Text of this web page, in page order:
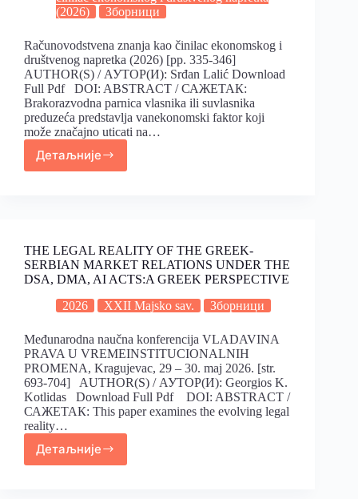
(2026)
Зборници
Računovodstvena znanja kao činilac ekonomskog i
društvenog napretka (2026) [pp. 335-346]
AUTHOR(S) / АУТОР(И): Srđan Lalić Download
Full Pdf DOI: ABSTRACT / САЖЕТАК:
Brakorazvodna parnica vlasnika ili suvlasnika
preduzeća predstavlja vanekonomski faktor koji
može značajno uticati na…
Детаљније
THE LEGAL REALITY OF THE GREEK-
SERBIAN MARKET RELATIONS UNDER THE
DSA, DMA, AI ACTS:A GREEK PERSPECTIVE
2026
XXII Majsko sav. Зборници
Međunarodna naučna konferencija VLADAVINA
PRAVA U VREMEINSTITUCIONALNIH
PROMENA, Kragujevac, 29 – 30. maj 2026. [str.
693-704] AUTHOR(S) / АУТОР(И): Georgios K.
Kotlidas Download Full Pdf DOI: ABSTRACT /
САЖЕТАК: This paper examines the evolving legal
reality…
Детаљније